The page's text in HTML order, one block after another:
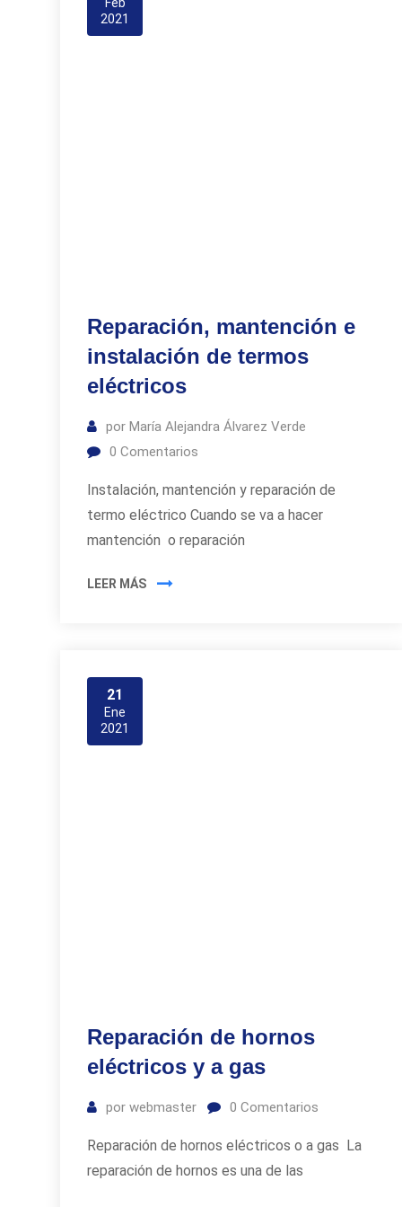
2021
Reparación, mantención e
instalación de termos
eléctricos
por María Alejandra Álvarez Verde
0 Comentarios
Instalación, mantención y reparación de
termo eléctrico Cuando se va a hacer
mantención o reparación
LEER MÁS
21
Ene
2021
Reparación de hornos
eléctricos y a gas
por webmaster 0 Comentarios
Reparación de hornos eléctricos o a gas La
reparación de hornos es una de las